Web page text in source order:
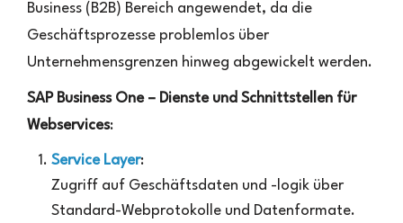
Business (B2B) Bereich angewendet, da die
Geschäftsprozesse problemlos über
Unternehmensgrenzen hinweg abgewickelt werden.
SAP Business One – Dienste und Schnittstellen für
Webservices:
Service Layer:
Zugriff auf Geschäftsdaten und -logik über
Standard-Webprotokolle und Datenformate.